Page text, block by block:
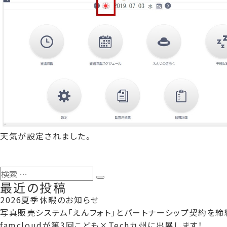
天気が設定されました。
検
索:
検
最近の投稿
2026夏季休暇のお知らせ
写真販売システム「えんフォト」とパートナーシップ契約を